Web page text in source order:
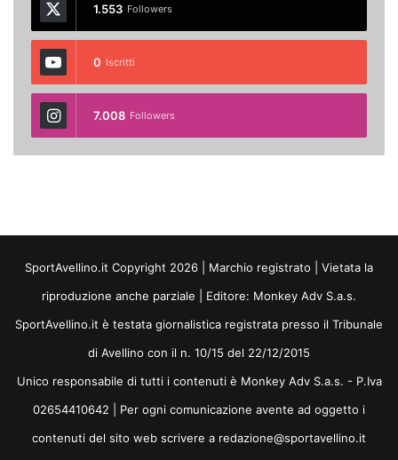
1.553 Followers
0 Iscritti
7.008 Followers
SportAvellino.it Copyright 2026 | Marchio registrato | Vietata la
riproduzione anche parziale | Editore: Monkey Adv S.a.s.
SportAvellino.it è testata giornalistica registrata presso il Tribunale
di Avellino con il n. 10/15 del 22/12/2015
Unico responsabile di tutti i contenuti è Monkey Adv S.a.s. - P.Iva
02654410642 | Per ogni comunicazione avente ad oggetto i
contenuti del sito web scrivere a redazione@sportavellino.it